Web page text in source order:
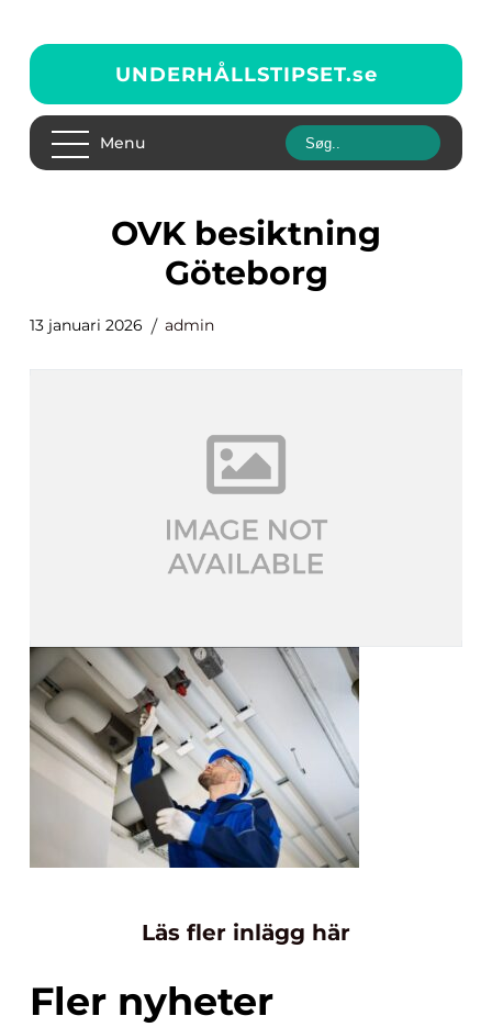
UNDERHÅLLSTIPSET.se
Menu
OVK besiktning
Göteborg
13 januari 2026 admin
Läs fler inlägg här
Fler nyheter